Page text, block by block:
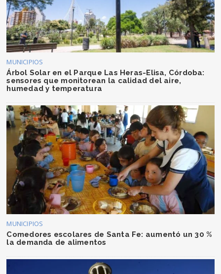
MUNICIPIOS
Árbol Solar en el Parque Las Heras-Elisa, Córdoba:
sensores que monitorean la calidad del aire,
humedad y temperatura
MUNICIPIOS
Comedores escolares de Santa Fe: aumentó un 30 %
la demanda de alimentos